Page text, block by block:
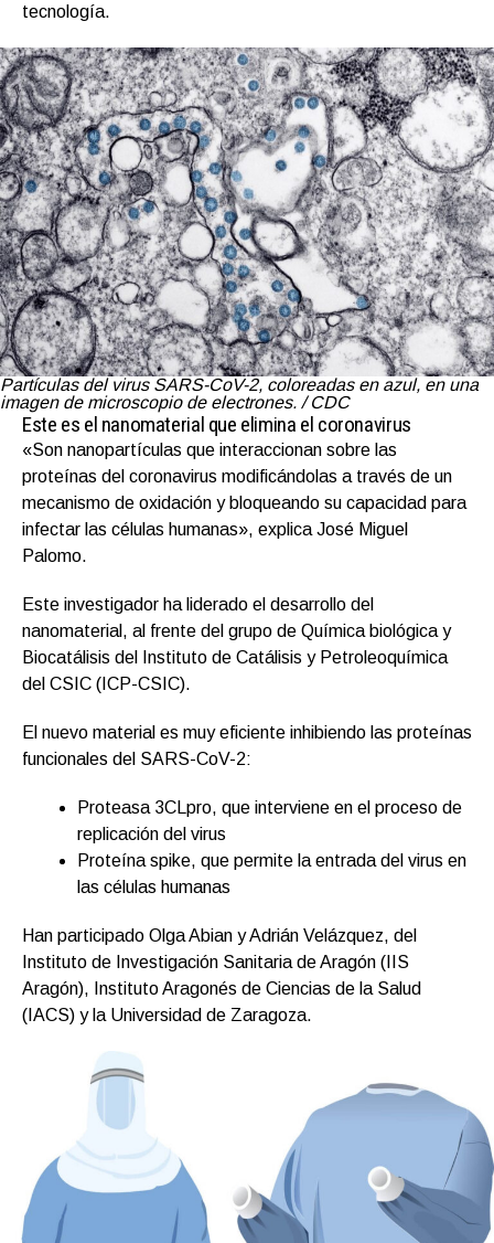
tecnología.
Partículas del virus SARS-CoV-2, coloreadas en azul, en una
imagen de microscopio de electrones. / CDC
Este es el nanomaterial que elimina el coronavirus
«Son nanopartículas que interaccionan sobre las
proteínas del coronavirus modificándolas a través de un
mecanismo de oxidación y bloqueando su capacidad para
infectar las células humanas», explica José Miguel
Palomo.
Este investigador ha liderado el desarrollo del
nanomaterial, al frente del grupo de Química biológica y
Biocatálisis del Instituto de Catálisis y Petroleoquímica
del CSIC (ICP-CSIC).
El nuevo material es muy eficiente inhibiendo las proteínas
funcionales del SARS-CoV-2:
Proteasa 3CLpro, que interviene en el proceso de
replicación del virus
Proteína spike, que permite la entrada del virus en
las células humanas
Han participado Olga Abian y Adrián Velázquez, del
Instituto de Investigación Sanitaria de Aragón (IIS
Aragón), Instituto Aragonés de Ciencias de la Salud
(IACS) y la Universidad de Zaragoza.